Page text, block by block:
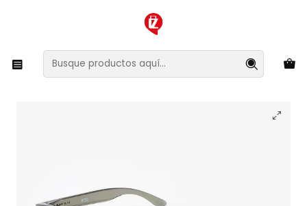
XMAS SALE ¡Compra antes de que la oferta termine!
Lentes y Accesorios Lentes de Sol
Lentes de Sol Polarizado Hawkers One HONE22TBTP